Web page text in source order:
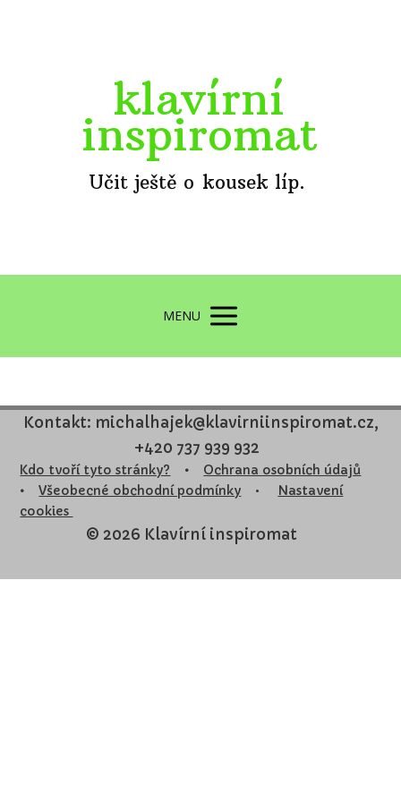
klavírní
inspiromat
Učit ještě o kousek líp.
MENU
Kontakt: michalhajek@klavirniinspiromat.cz,
+420 737 939 932
Kdo tvoří tyto stránky? •
Ochrana osobních údajů
•
Všeobecné obchodní podmínky • Nastavení
cookies
© 2026 Klavírní inspiromat